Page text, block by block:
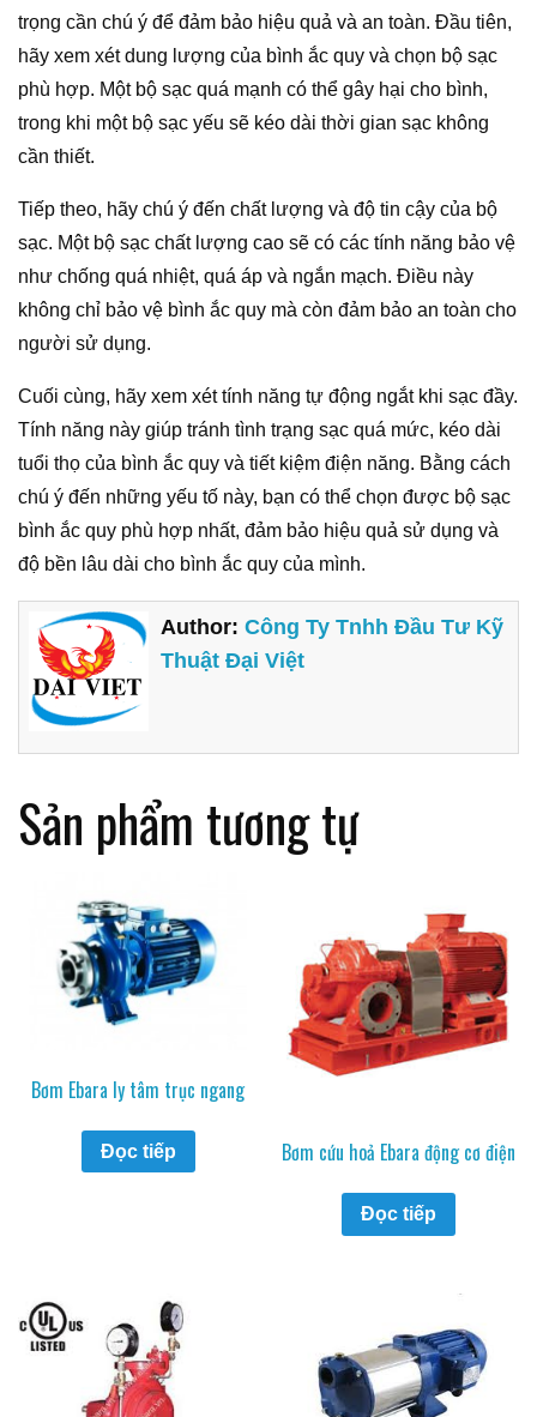
trọng cần chú ý để đảm bảo hiệu quả và an toàn. Đầu tiên,
hãy xem xét dung lượng của bình ắc quy và chọn bộ sạc
phù hợp. Một bộ sạc quá mạnh có thể gây hại cho bình,
trong khi một bộ sạc yếu sẽ kéo dài thời gian sạc không
cần thiết.
Tiếp theo, hãy chú ý đến chất lượng và độ tin cậy của bộ
sạc. Một bộ sạc chất lượng cao sẽ có các tính năng bảo vệ
như chống quá nhiệt, quá áp và ngắn mạch. Điều này
không chỉ bảo vệ bình ắc quy mà còn đảm bảo an toàn cho
người sử dụng.
Cuối cùng, hãy xem xét tính năng tự động ngắt khi sạc đầy.
Tính năng này giúp tránh tình trạng sạc quá mức, kéo dài
tuổi thọ của bình ắc quy và tiết kiệm điện năng. Bằng cách
chú ý đến những yếu tố này, bạn có thể chọn được bộ sạc
bình ắc quy phù hợp nhất, đảm bảo hiệu quả sử dụng và
độ bền lâu dài cho bình ắc quy của mình.
Author:Công Ty Tnhh Đầu Tư Kỹ
Thuật Đại Việt
Sản phẩm tương tự
Bơm Ebara ly tâm trục ngang
Đọc tiếp Bơm cứu hoả Ebara động cơ điện
Đọc tiếp